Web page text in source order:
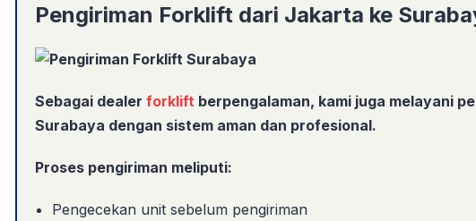
Pengiriman Forklift dari Jakarta ke
Sebagai dealer forklift berpengalaman, kami juga melayani
Surabaya dengan sistem aman dan profesional.
Proses pengiriman meliputi:
Pengecekan unit sebelum pengiriman